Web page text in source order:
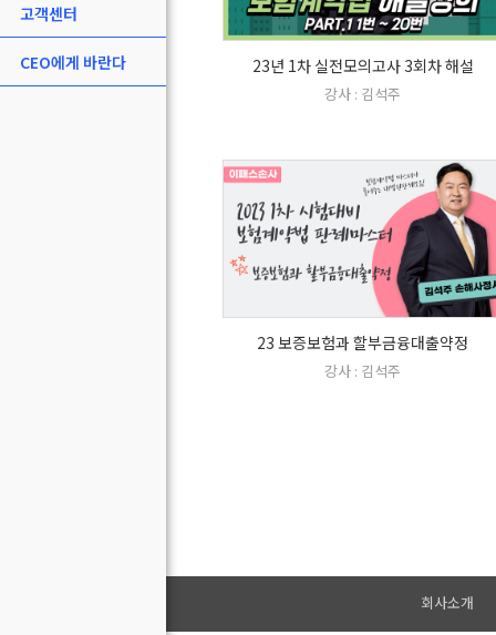
고객센터
CEO에게 바란다 23년 1차 실전모의고사 3회차 해설
강사 : 김석주
23 보증보험과 할부금융대출약정
강사 : 김석주
회사소개